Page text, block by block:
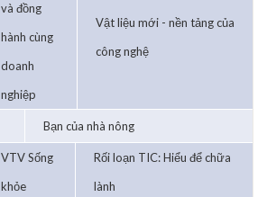
và đồng
hành cùng
doanh
nghiệp
Vật liệu mới - nền tảng của
công nghệ
Bạn của nhà nông
VTV Sống
khỏe
Rối loạn TIC: Hiểu để chữa
lành